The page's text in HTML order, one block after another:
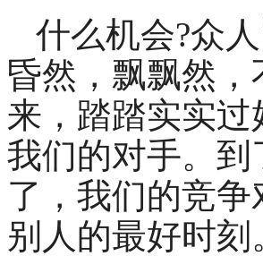
什么机会?众
昏然，飘飘然
来，踏踏实实
我们的对手。
了，我们的竞
别人的最好时刻